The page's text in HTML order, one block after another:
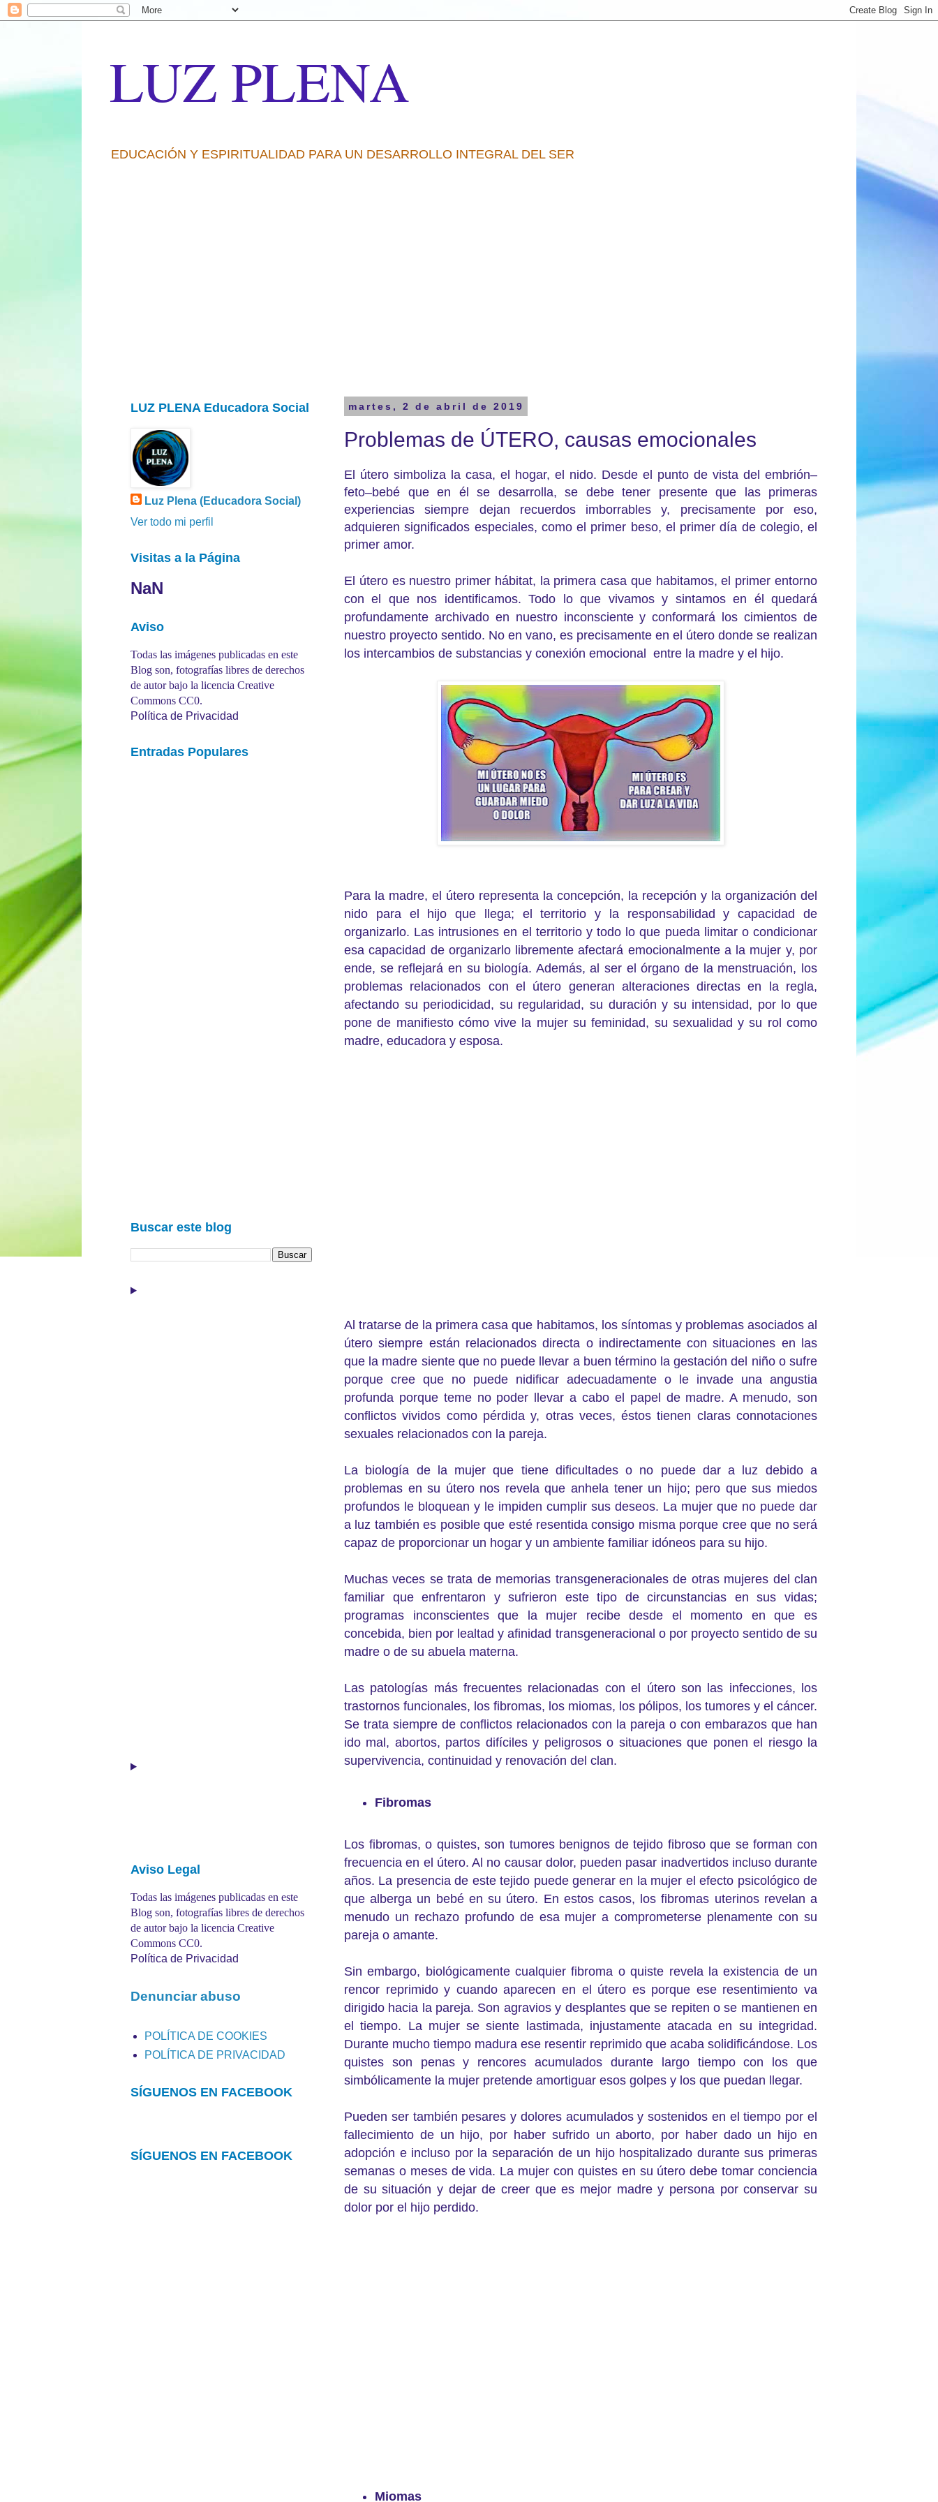
LUZ PLENA
EDUCACIÓN Y ESPIRITUALIDAD PARA UN DESARROLLO INTEGRAL DEL SER
martes, 2 de abril de 2019
Problemas de ÚTERO, causas emocionales
El útero simboliza la casa, el hogar, el nido. Desde el punto de vista del embrión–
feto–bebé que en él se desarrolla, se debe tener presente que las primeras
experiencias siempre dejan recuerdos imborrables y, precisamente por eso,
adquieren significados especiales, como el primer beso, el primer día de colegio, el
primer amor.
El útero es nuestro primer hábitat, la primera casa que habitamos, el primer entorno
con el que nos identificamos. Todo lo que vivamos y sintamos en él quedará
profundamente archivado en nuestro inconsciente y conformará los cimientos de
nuestro proyecto sentido. No en vano, es precisamente en el útero donde se realizan
los intercambios de substancias y conexión emocional entre la madre y el hijo.
Para la madre, el útero representa la concepción, la recepción y la organización del
nido para el hijo que llega; el territorio y la responsabilidad y capacidad de
organizarlo. Las intrusiones en el territorio y todo lo que pueda limitar o condicionar
esa capacidad de organizarlo libremente afectará emocionalmente a la mujer y, por
ende, se reflejará en su biología. Además, al ser el órgano de la menstruación, los
problemas relacionados con el útero generan alteraciones directas en la regla,
afectando su periodicidad, su regularidad, su duración y su intensidad, por lo que
pone de manifiesto cómo vive la mujer su feminidad, su sexualidad y su rol como
madre, educadora y esposa.
Al tratarse de la primera casa que habitamos, los síntomas y problemas asociados al
útero siempre están relacionados directa o indirectamente con situaciones en las
que la madre siente que no puede llevar a buen término la gestación del niño o sufre
porque cree que no puede nidificar adecuadamente o le invade una angustia
profunda porque teme no poder llevar a cabo el papel de madre. A menudo, son
conflictos vividos como pérdida y, otras veces, éstos tienen claras connotaciones
sexuales relacionados con la pareja.
La biología de la mujer que tiene dificultades o no puede dar a luz debido a
problemas en su útero nos revela que anhela tener un hijo; pero que sus miedos
profundos le bloquean y le impiden cumplir sus deseos. La mujer que no puede dar
a luz también es posible que esté resentida consigo misma porque cree que no será
capaz de proporcionar un hogar y un ambiente familiar idóneos para su hijo.
Muchas veces se trata de memorias transgeneracionales de otras mujeres del clan
familiar que enfrentaron y sufrieron este tipo de circunstancias en sus vidas;
programas inconscientes que la mujer recibe desde el momento en que es
concebida, bien por lealtad y afinidad transgeneracional o por proyecto sentido de su
madre o de su abuela materna.
Las patologías más frecuentes relacionadas con el útero son las infecciones, los
trastornos funcionales, los fibromas, los miomas, los pólipos, los tumores y el cáncer.
Se trata siempre de conflictos relacionados con la pareja o con embarazos que han
ido mal, abortos, partos difíciles y peligrosos o situaciones que ponen el riesgo la
supervivencia, continuidad y renovación del clan.
Fibromas
Los fibromas, o quistes, son tumores benignos de tejido fibroso que se forman con
frecuencia en el útero. Al no causar dolor, pueden pasar inadvertidos incluso durante
años. La presencia de este tejido puede generar en la mujer el efecto psicológico de
que alberga un bebé en su útero. En estos casos, los fibromas uterinos revelan a
menudo un rechazo profundo de esa mujer a comprometerse plenamente con su
pareja o amante.
Sin embargo, biológicamente cualquier fibroma o quiste revela la existencia de un
rencor reprimido y cuando aparecen en el útero es porque ese resentimiento va
dirigido hacia la pareja. Son agravios y desplantes que se repiten o se mantienen en
el tiempo. La mujer se siente lastimada, injustamente atacada en su integridad.
Durante mucho tiempo madura ese resentir reprimido que acaba solidificándose. Los
quistes son penas y rencores acumulados durante largo tiempo con los que
simbólicamente la mujer pretende amortiguar esos golpes y los que puedan llegar.
Pueden ser también pesares y dolores acumulados y sostenidos en el tiempo por el
fallecimiento de un hijo, por haber sufrido un aborto, por haber dado un hijo en
adopción e incluso por la separación de un hijo hospitalizado durante sus primeras
semanas o meses de vida. La mujer con quistes en su útero debe tomar conciencia
de su situación y dejar de creer que es mejor madre y persona por conservar su
dolor por el hijo perdido.
Miomas
LUZ PLENA Educadora Social
Luz Plena (Educadora Social)
Ver todo mi perfil
Visitas a la Página
NaN
Aviso
Todas las imágenes publicadas en este
Blog son, fotografías libres de derechos
de autor bajo la licencia Creative
Commons CC0.
Política de Privacidad
Entradas Populares
Buscar este blog
Aviso Legal
Todas las imágenes publicadas en este
Blog son, fotografías libres de derechos
de autor bajo la licencia Creative
Commons CC0.
Política de Privacidad
Denunciar abuso
POLÍTICA DE COOKIES
POLÍTICA DE PRIVACIDAD
SÍGUENOS EN FACEBOOK
SÍGUENOS EN FACEBOOK